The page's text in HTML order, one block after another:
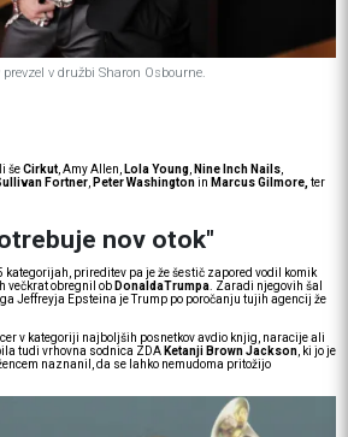
v družbi Sharon Osbourne.
šeCirkut , Amy Allen, Lola Young Nine Inch Nails
Fortner Peter Washingtonin Marcus Gilmore, ter
nov otok"
kategorijah, prireditev pa je že šestič zapored vodil komik
večkrat obregnil ob DonaldaTrumpa . Zaradi njegovih šal
Jeffreyja Epsteina je Trump po poročanju tujih agencij že
v kategoriji najboljših posnetkov avdio knjig, naracije ali
tudi vrhovna sodnica ZDA Ketanji Brown Jackson , ki jo je
naznanil, da se lahko nemudoma pritožijo